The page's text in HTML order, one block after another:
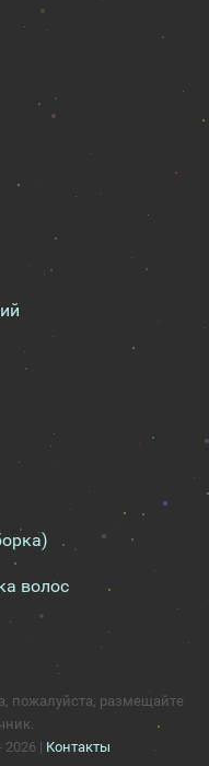
волос
пожалуйста, размещайте
2026 | Контакты